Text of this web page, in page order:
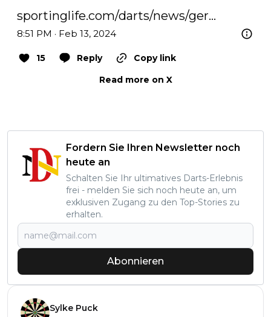
sportinglife.com/darts/news/ger…
8:51 PM · Feb 13, 2024
15 Reply
Copy link
Read more on X
Fordern Sie Ihren Newsletter noch
heute an
Schalten Sie Ihr ultimatives Darts-Erlebnis
frei - melden Sie sich noch heute an, um
exklusiven Zugang zu den Top-Stories zu
erhalten.
Abonnieren
Sylke Puck